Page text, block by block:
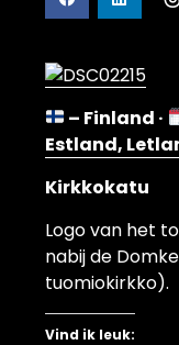
– Finland ·
Estland,
Kirkkokatu
Logo van het
nabij de
tuomiokirkko).
Vind ik leuk: